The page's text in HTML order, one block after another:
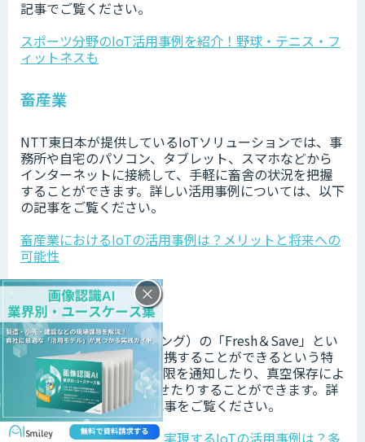
記事でご覧ください。
スポーツ分野のIoT活用事例を紹介！野球・テニス・フ
ィットネスも
畜産業
NTT東日本が提供しているIoTソリューションでは、事
務所や自宅のパソコン、タブレット、スマホなどから
インターネットに接続して、手軽に畜舎の状況を把握
することができます。詳しい活用事例については、以下
の記事をご覧ください。
畜産業におけるIoTの活用事例は？メリットと将来への
可能性
食品業界
ZWILLING社（ツヴィリング）の「Fresh＆Save」とい
う容器には、アプリと連携することができるという特
徴があり、目安となる期限を通知したり、真空保存によ
って食品を5倍長持ちさせたりすることができます。詳
しい活用事例は以下の記事をご覧ください。
食品業界で業務効率化を実現するIoTの活用事例は？多
×